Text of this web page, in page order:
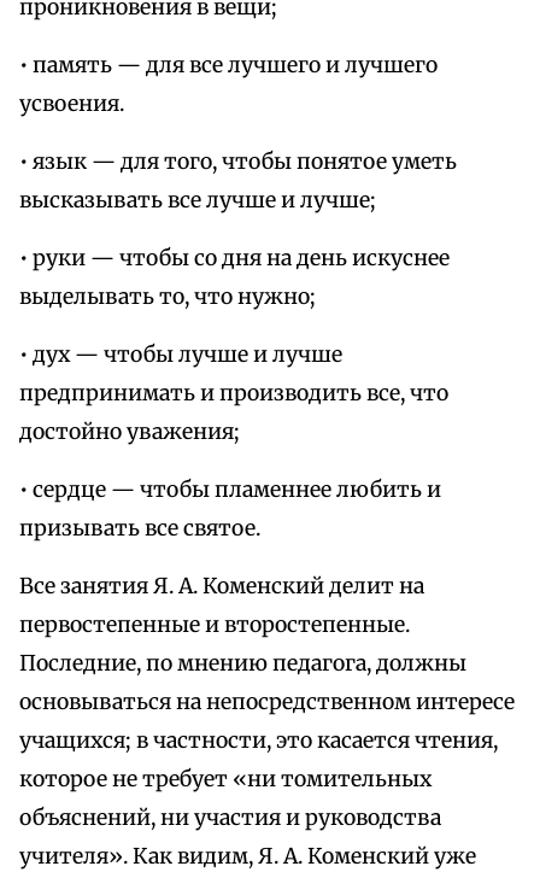
проникновения в вещи;
• память — для все лучшего и лучшего
усвоения.
• язык — для того, чтобы понятое уметь
высказывать все лучше и лучше;
• руки — чтобы со дня на день искуснее
выделывать то, что нужно;
• дух — чтобы лучше и лучше
предпринимать и производить все, что
достойно уважения;
• сердце — чтобы пламеннее любить и
призывать все святое.
Все занятия Я. А. Коменский делит на
первостепенные и второстепенные.
Последние, по мнению педагога, должны
основываться на непосредственном интересе
учащихся; в частности, это касается чтения,
которое не требует «ни томительных
объяснений, ни участия и руководства
учителя». Как видим, Я. А. Коменский уже